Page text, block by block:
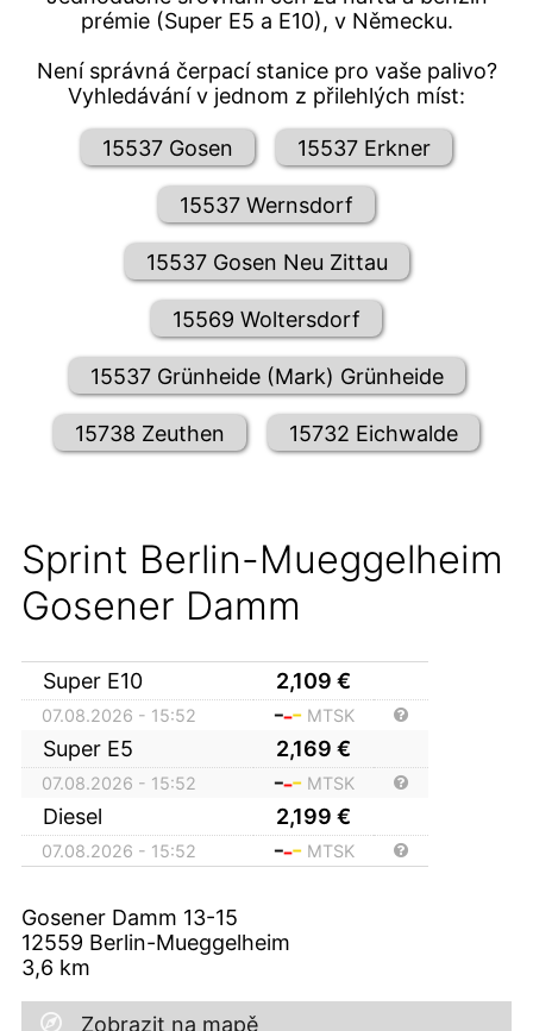
prémie (Super E5 a E10), v Německu.
Není správná čerpací stanice pro vaše palivo?
Vyhledávání v jednom z přilehlých míst:
15537 Gosen 15537 Erkner
15537 Wernsdorf
15537 Gosen Neu Zittau
15569 Woltersdorf
15537 Grünheide (Mark) Grünheide
15738 Zeuthen 15732 Eichwalde
Sprint Berlin-Mueggelheim
Gosener Damm
Super E10 2,109 €
07.08.2026 - 15:52 MTSK
Super E5 2,169 €
07.08.2026 - 15:52 MTSK
Diesel 2,199 €
07.08.2026 - 15:52 MTSK
Gosener Damm 13-15
12559 Berlin-Mueggelheim
3,6 km
Zobrazit na mapě